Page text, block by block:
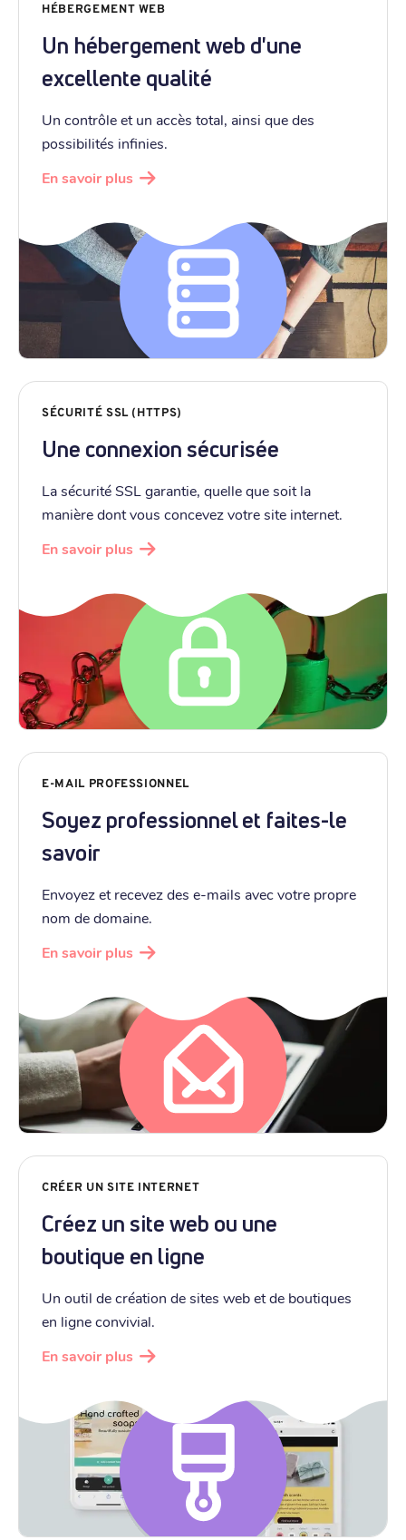
HÉBERGEMENT WEB
Un hébergement web d'une
excellente qualité
Un contrôle et un accès total, ainsi que des
possibilités infinies.
En savoir plus
SÉCURITÉ SSL (HTTPS)
Une connexion sécurisée
La sécurité SSL garantie, quelle que soit la
manière dont vous concevez votre site internet.
En savoir plus
E-MAIL PROFESSIONNEL
Soyez professionnel et faites-le
savoir
Envoyez et recevez des e-mails avec votre propre
nom de domaine.
En savoir plus
CRÉER UN SITE INTERNET
Créez un site web ou une
boutique en ligne
Un outil de création de sites web et de boutiques
en ligne convivial.
En savoir plus